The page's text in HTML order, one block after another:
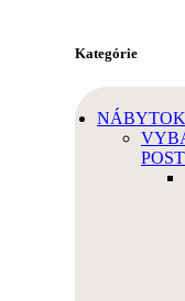
Kategórie